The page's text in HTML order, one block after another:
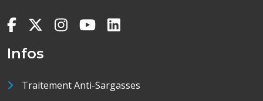
Infos
Traitement Anti-Sargasses